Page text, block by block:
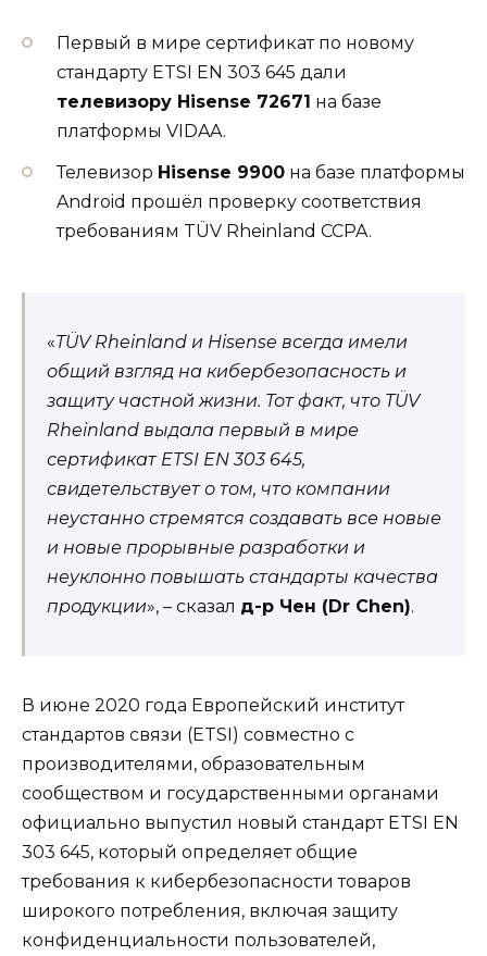
Первый в мире сертификат по новому
стандарту ETSI EN 303 645 дали
телевизору Hisense 72671 на базе
платформы VIDAA.
Телевизор Hisense 9900 на базе платформы
Android прошёл проверку соответствия
требованиям TÜV Rheinland CCPA.
«TÜV Rheinland и Hisense всегда имели
общий взгляд на кибербезопасность и
защиту частной жизни. Тот факт, что TÜV
Rheinland выдала первый в мире
сертификат ETSI EN 303 645,
свидетельствует о том, что компании
неустанно стремятся создавать все новые
и новые прорывные разработки и
неуклонно повышать стандарты качества
продукции», – сказал д-р Чен (Dr Chen).
В июне 2020 года Европейский институт
стандартов связи (ETSI) совместно с
производителями, образовательным
сообществом и государственными органами
официально выпустил новый стандарт ETSI EN
303 645, который определяет общие
требования к кибербезопасности товаров
широкого потребления, включая защиту
конфиденциальности пользователей,